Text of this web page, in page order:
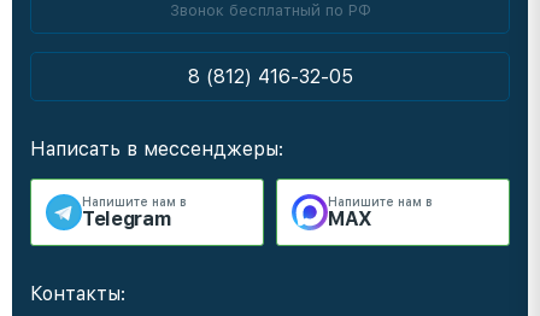
Звонок бесплатный по РФ
8 (812) 416-32-05
Написать в мессенджеры:
Напишите нам в
Telegram
Напишите нам в
MAX
Контакты: